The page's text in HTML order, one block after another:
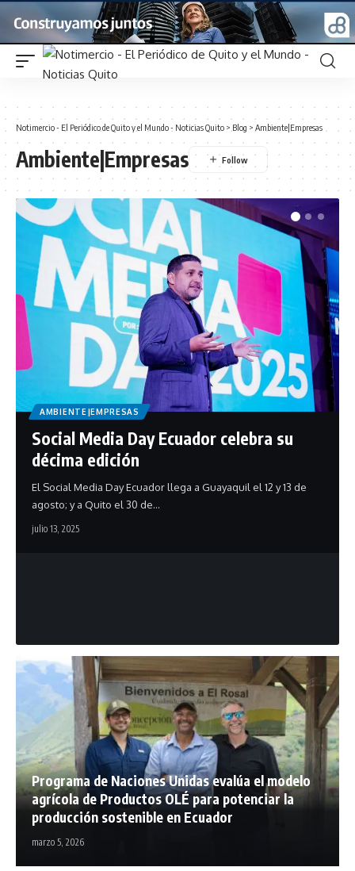
Notimercio - El Periódico de Quito y el Mundo - Noticias Quito > Blog > Ambiente|Empresas
Ambiente|Empresas
AMBIENTE|EMPRESAS
Social Media Day Ecuador celebra su
décima edición
El Social Media Day Ecuador llega a Guayaquil el 12 y 13 de
agosto; y a Quito el 30 de…
julio 13, 2025
Programa de Naciones Unidas evalúa el modelo
agrícola de Productos OLÉ para potenciar la
producción sostenible en Ecuador
marzo 5, 2026